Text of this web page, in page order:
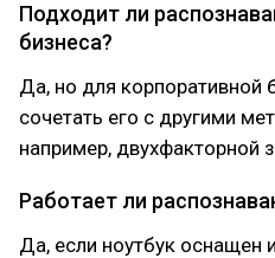
Подходит ли
бизнеса?
Да, но для корпоративной
сочетать его с другими
например, двухфакторной
Работает ли
Да, если ноутбук оснащен